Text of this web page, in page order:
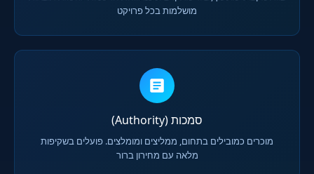
מושלמות בכל פרויקט
סמכות (Authority)
מוכרים כמובילים בתחום, ממליצים ומומלצים. פועלים בשקיפות
מלאה עם מחירון ברור